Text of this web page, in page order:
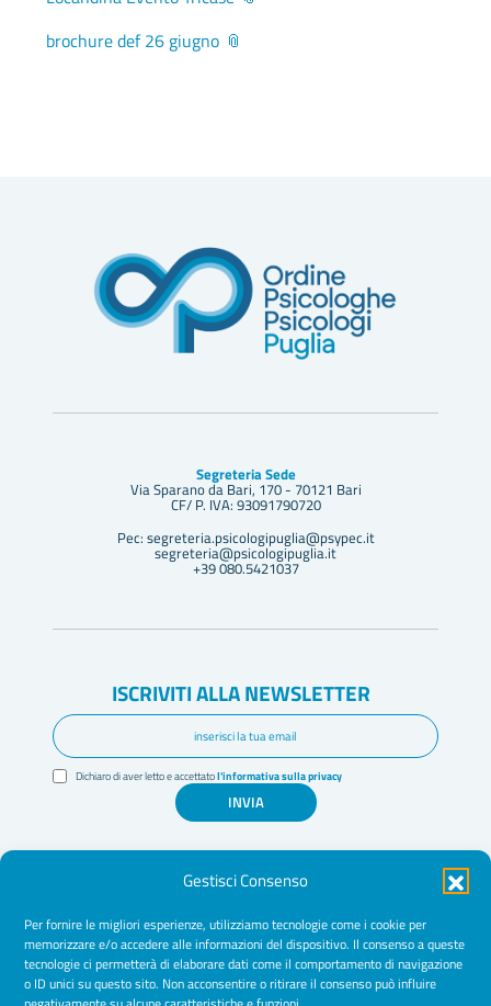
Gestisci Consenso
Per fornire le migliori esperienze, utilizziamo tecnologie come i cookie per
memorizzare e/o accedere alle informazioni del dispositivo. Il consenso a queste
tecnologie ci permetterà di elaborare dati come il comportamento di navigazione
o ID unici su questo sito. Non acconsentire o ritirare il consenso può influire
brochure def 26 giugno
Segreteria Sede
Via Sparano da Bari, 170 - 70121 Bari
CF/ P. IVA: 93091790720
Pec: segreteria.psicologipuglia@psypec.it
segreteria@psicologipuglia.it
+39 080.5421037
ISCRIVITI ALLA NEWSLETTER
Dichiaro di aver letto e accettatol'informativa sulla privacy
INVIA
Amministrazione Trasparente